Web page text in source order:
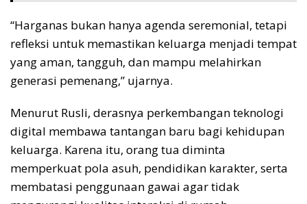
“Harganas bukan hanya agenda seremonial, tetapi
refleksi untuk memastikan keluarga menjadi tempat
yang aman, tangguh, dan mampu melahirkan
generasi pemenang,” ujarnya.
Menurut Rusli, derasnya perkembangan teknologi
digital membawa tantangan baru bagi kehidupan
keluarga. Karena itu, orang tua diminta
memperkuat pola asuh, pendidikan karakter, serta
membatasi penggunaan gawai agar tidak